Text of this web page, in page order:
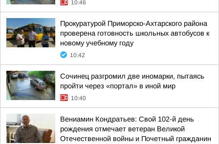
10:46
Прокуратурой Приморско-Ахтарского района
проверена готовность школьных автобусов к
новому учебному году
10:42
Сочинец разгромил две иномарки, пытаясь
пройти через «портал» в иной мир
10:40
Вениамин Кондратьев: Свой 102-й день
рождения отмечает ветеран Великой
Отечественной войны и Почетный гражданин